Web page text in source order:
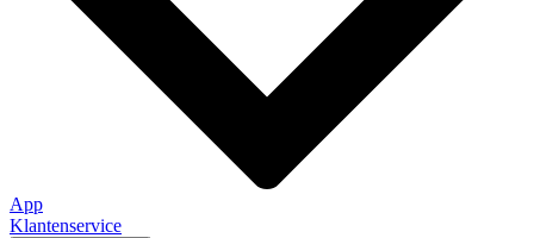
App
Klantenservice